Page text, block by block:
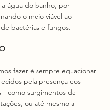
água do banho, por
o meio viável ao
bactérias e fungos.
fazer é sempre equacionar
pela presença dos
- como surgimentos de
ou até mesmo a